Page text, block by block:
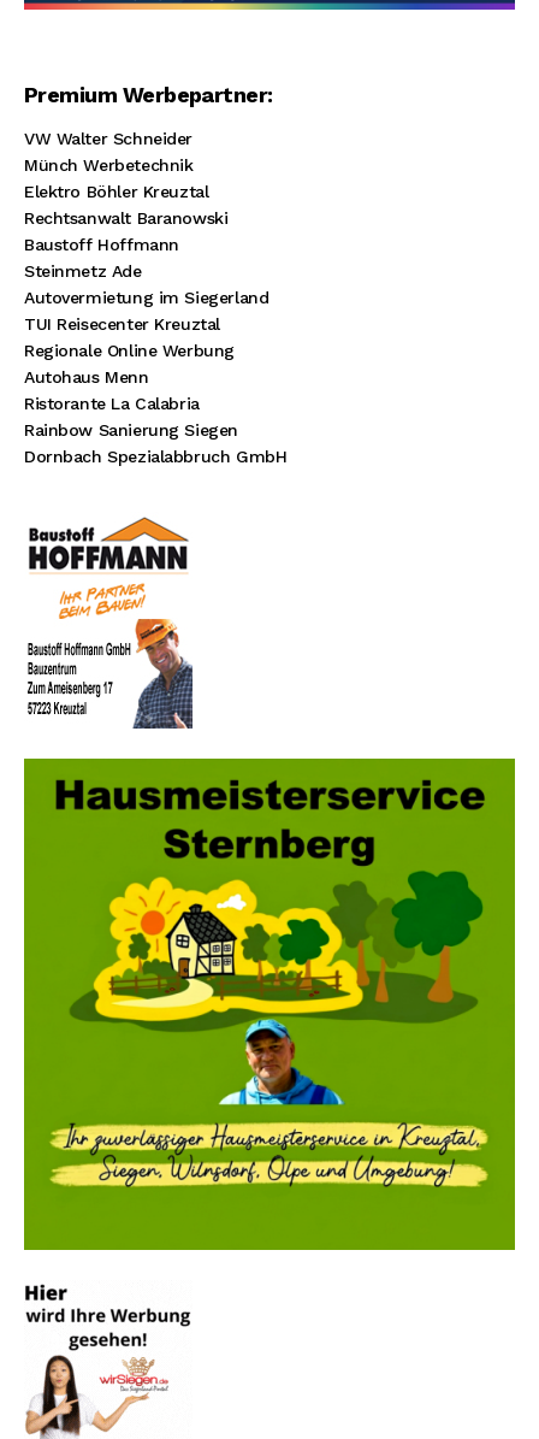
Premium Werbepartner:
VW Walter Schneider
Münch Werbetechnik
Elektro Böhler Kreuztal
Rechtsanwalt Baranowski
Baustoff Hoffmann
Steinmetz Ade
Autovermietung im Siegerland
TUI Reisecenter Kreuztal
Regionale Online Werbung
Autohaus Menn
Ristorante La Calabria
Rainbow Sanierung Siegen
Dornbach Spezialabbruch GmbH